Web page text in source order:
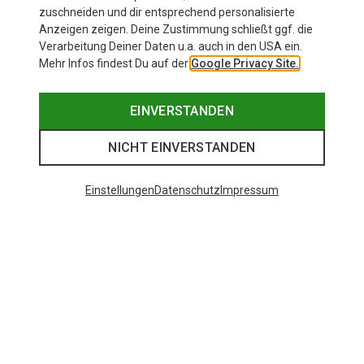
Zur Produktseite
zuschneiden und dir entsprechend personalisierte
Anzeigen zeigen. Deine Zustimmung schließt ggf. die
Verarbeitung Deiner Daten u.a. auch in den USA ein.
Mehr Infos findest Du auf der Google Privacy Site.
EINVERSTANDEN
NICHT EINVERSTANDEN
EinstellungenDatenschutz Impressum